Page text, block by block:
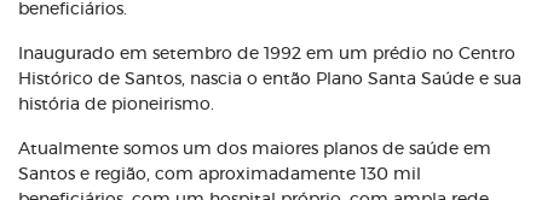
beneficiários.
Inaugurado em setembro de 1992 em um prédio no Centro
Histórico de Santos, nascia o então Plano Santa Saúde e sua
história de pioneirismo.
Atualmente somos um dos maiores planos de saúde em
Santos e região, com aproximadamente 130 mil